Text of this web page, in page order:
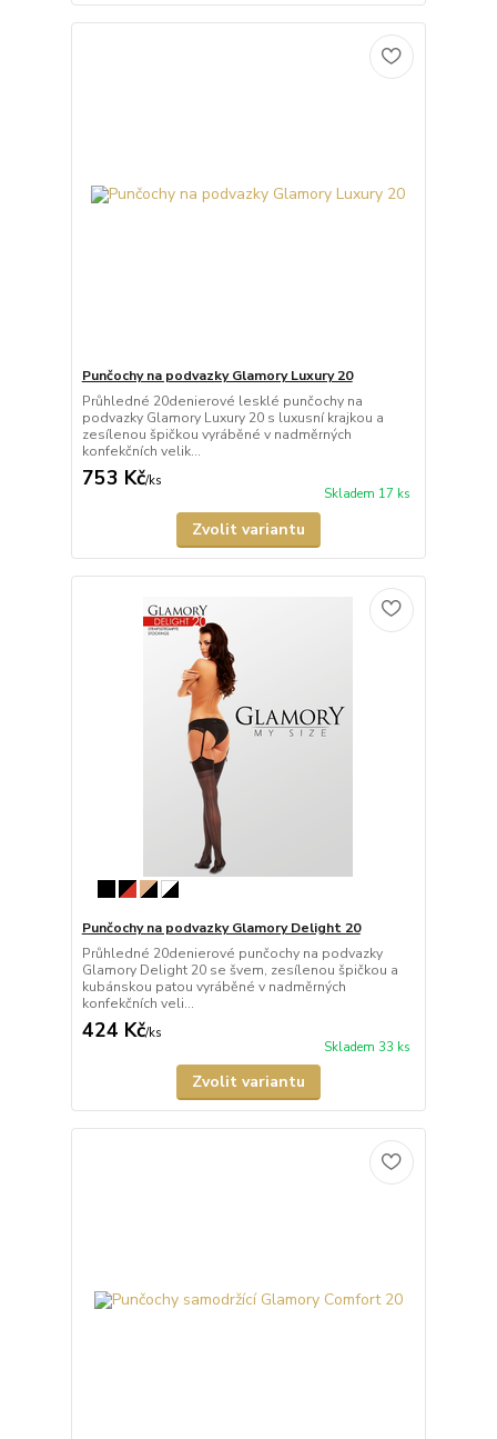
Punčochy na podvazky Glamory Luxury 20
Průhledné 20denierové lesklé punčochy na
podvazky Glamory Luxury 20 s luxusní krajkou a
zesílenou špičkou vyráběné v nadměrných
konfekčních velik...
753 Kč/ks
Skladem 17 ks
Zvolit variantu
Punčochy na podvazky Glamory Delight 20
Průhledné 20denierové punčochy na podvazky
Glamory Delight 20 se švem, zesílenou špičkou a
kubánskou patou vyráběné v nadměrných
konfekčních veli...
424 Kč/ks
Skladem 33 ks
Zvolit variantu